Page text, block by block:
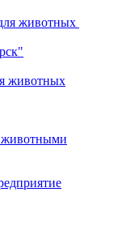
животных
животных
животными